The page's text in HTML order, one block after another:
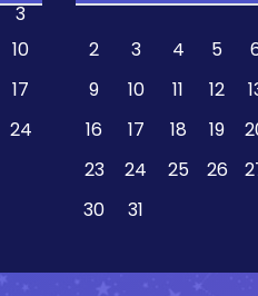
3
10
17
24
2
3 4 5
9
10 11 12
16
17 18 19
23
24 25 26
30
31